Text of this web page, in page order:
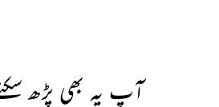
آپ یہ بھی پڑھ